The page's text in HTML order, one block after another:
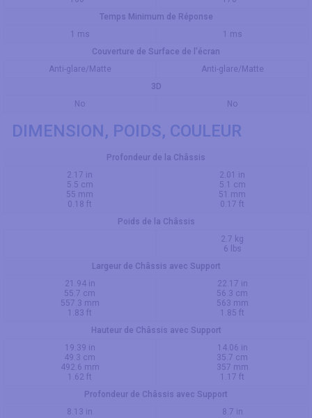
Temps Minimum de Réponse
1 ms
1 ms
Couverture de Surface de l'écran
Anti-glare/Matte
Anti-glare/Matte
3D
No
No
DIMENSION, POIDS, COULEUR
Profondeur de la Châssis
2.17 in
5.5 cm
55 mm
0.18 ft
2.01 in
5.1 cm
51 mm
0.17 ft
Poids de la Châssis
2.7 kg
6 lbs
Largeur de Châssis avec Support
21.94 in
55.7 cm
557.3 mm
1.83 ft
22.17 in
56.3 cm
563 mm
1.85 ft
Hauteur de Châssis avec Support
19.39 in
49.3 cm
492.6 mm
1.62 ft
14.06 in
35.7 cm
357 mm
1.17 ft
Profondeur de Châssis avec Support
8.13 in
8.7 in